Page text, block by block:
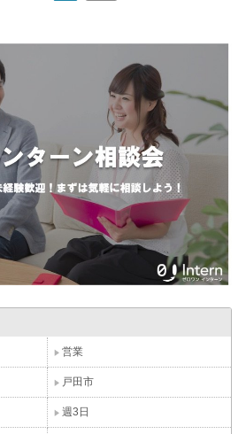
営業
戸田市
週3日